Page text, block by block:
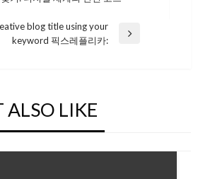
blog title using your
keyword 픽스레플리카:
LIKE